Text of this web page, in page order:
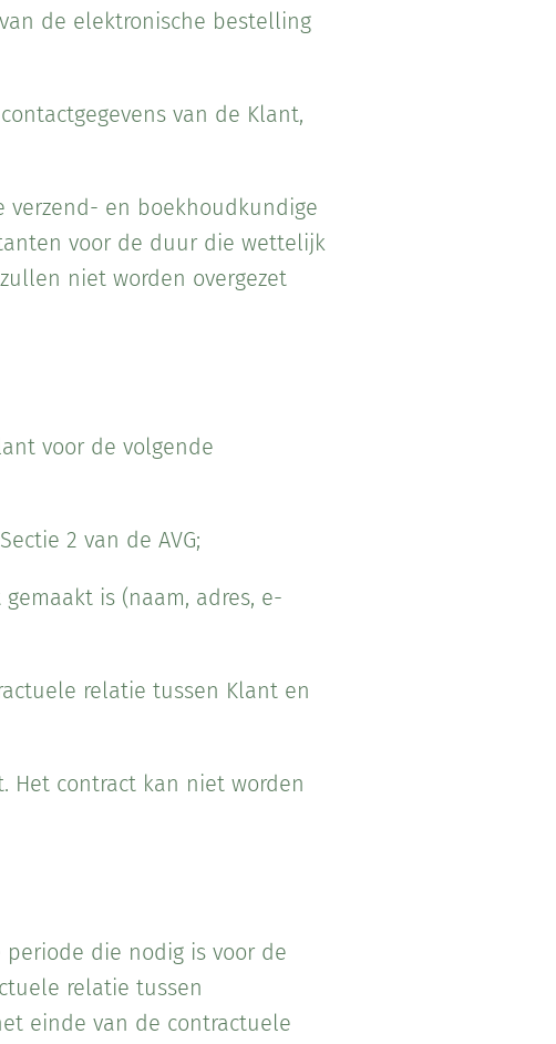
de elektronische bestelling
van de Klant,
verzend- en boekhoudkundige
voor de duur die wettelijk
niet worden overgezet
voor de volgende
2 van de AVG;
is (naam, adres, e-
relatie tussen Klant en
Het contract kan niet worden
periode die nodig is voor de
relatie tussen
einde van de contractuele